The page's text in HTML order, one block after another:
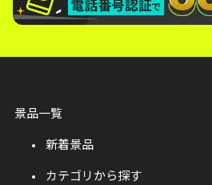
景品一覧
新着景品
カテゴリから探す